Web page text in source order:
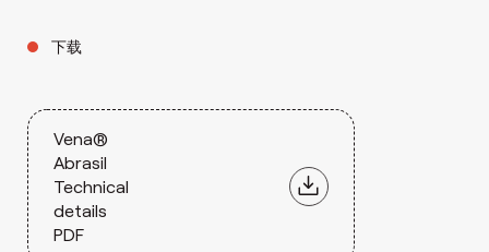
下载
Vena®
Abrasil
Technical
details
PDF